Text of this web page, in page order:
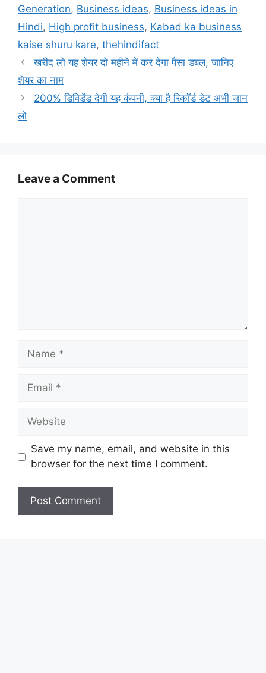
Generation, Business ideas, Business ideas in
Hindi, High profit business, Kabad ka business
kaise shuru kare, thehindifact
खरीद लो यह शेयर दो महीने में कर देगा पैसा डबल, जानिए
शेयर का नाम
200% डिविडेंड देगी यह कंपनी, क्या है रिकॉर्ड डेट अभी जान
लो
Leave a Comment
Save my name, email, and website in this
browser for the next time I comment.